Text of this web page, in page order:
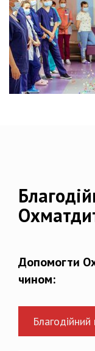
Допомогти
чином: